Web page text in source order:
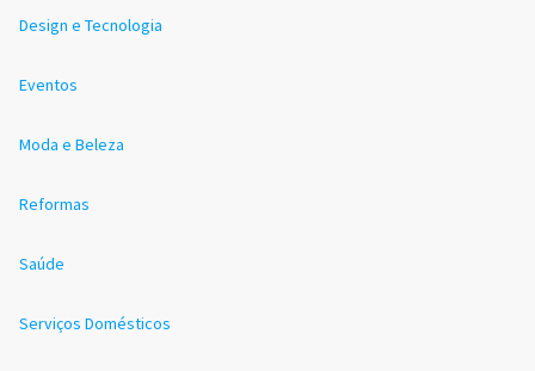
Design e Tecnologia
Eventos
Moda e Beleza
Reformas
Saúde
Serviços Domésticos